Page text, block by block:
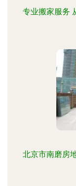
专业搬家服务
北京市南磨房